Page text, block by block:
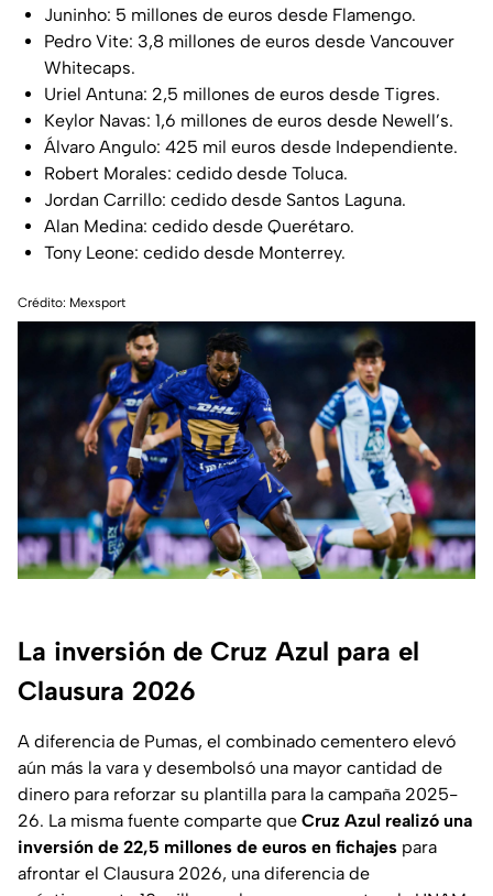
Juninho: 5 millones de euros desde Flamengo.
Pedro Vite: 3,8 millones de euros desde Vancouver
Whitecaps.
Uriel Antuna: 2,5 millones de euros desde Tigres.
Keylor Navas: 1,6 millones de euros desde Newell’s.
Álvaro Angulo: 425 mil euros desde Independiente.
Robert Morales: cedido desde Toluca.
Jordan Carrillo: cedido desde Santos Laguna.
Alan Medina: cedido desde Querétaro.
Tony Leone: cedido desde Monterrey.
Crédito: Mexsport
La inversión de Cruz Azul para el
Clausura 2026
A diferencia de Pumas, el combinado cementero elevó
aún más la vara y desembolsó una mayor cantidad de
dinero para reforzar su plantilla para la campaña 2025-
26. La misma fuente comparte que Cruz Azul realizó una
inversión de 22,5 millones de euros en fichajes para
afrontar el Clausura 2026, una diferencia de